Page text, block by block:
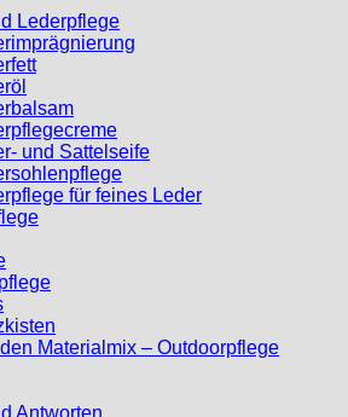
Lederpflege
und Sattelseife
für feines Leder
Materialmix – Outdoorpflege
Antworten